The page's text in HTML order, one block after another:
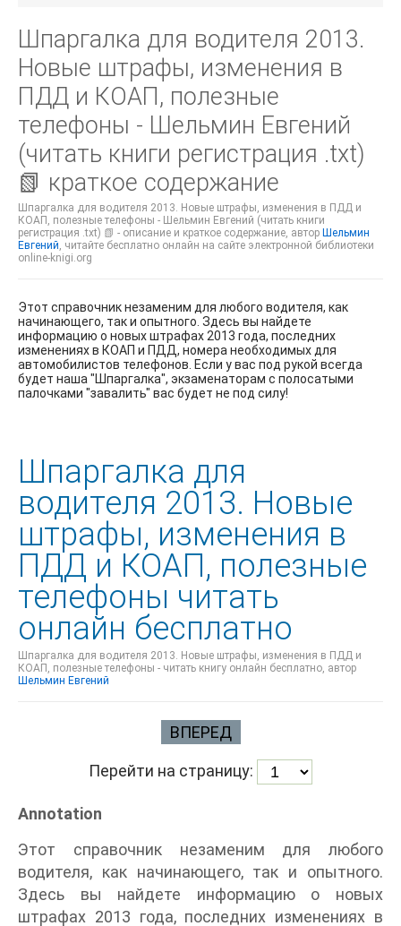
Шпаргалка для водителя 2013.
Новые штрафы, изменения в
ПДД и КОАП, полезные
телефоны - Шельмин Евгений
(читать книги регистрация .txt)
📗 краткое содержание
Шпаргалка для водителя 2013. Новые штрафы, изменения в ПДД и
КОАП, полезные телефоны - Шельмин Евгений (читать книги
регистрация .txt) 📗 - описание и краткое содержание, автор Шельмин
Евгений, читайте бесплатно онлайн на сайте электронной библиотеки
online-knigi.org
Этот справочник незаменим для любого водителя, как
начинающего, так и опытного. Здесь вы найдете
информацию о новых штрафах 2013 года, последних
изменениях в КОАП и ПДД, номера необходимых для
автомобилистов телефонов. Если у вас под рукой всегда
будет наша "Шпаргалка", экзаменаторам с полосатыми
палочками "завалить" вас будет не под силу!
Шпаргалка для
водителя 2013. Новые
штрафы, изменения в
ПДД и КОАП, полезные
телефоны читать
онлайн бесплатно
Шпаргалка для водителя 2013. Новые штрафы, изменения в ПДД и
КОАП, полезные телефоны - читать книгу онлайн бесплатно, автор
Шельмин Евгений
ВПЕРЕД
Перейти на страницу:
Annotation
Этот справочник незаменим для любого
водителя, как начинающего, так и опытного.
Здесь вы найдете информацию о новых
штрафах 2013 года, последних изменениях в